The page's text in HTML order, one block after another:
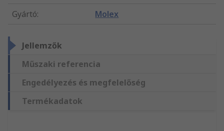
Gyártó: Molex
Jellemzők
Műszaki referencia
Engedélyezés és megfelelőség
Termékadatok